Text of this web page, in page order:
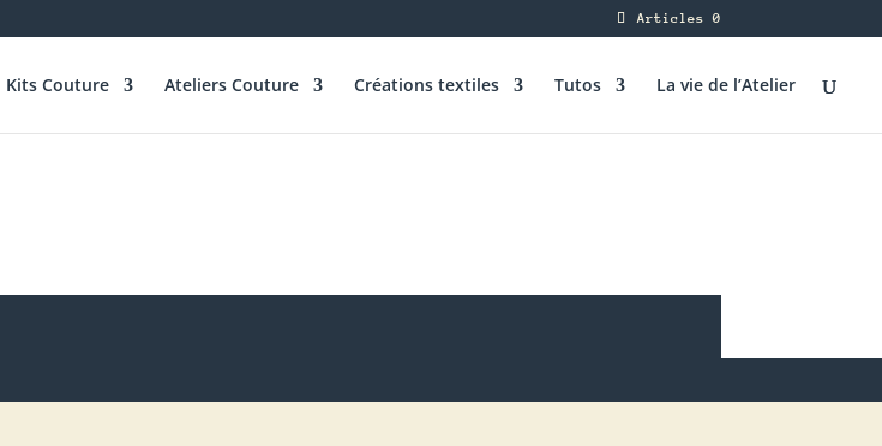
Articles 0
Kits Couture Ateliers Couture Créations textiles Tutos La vie de l’Atelier